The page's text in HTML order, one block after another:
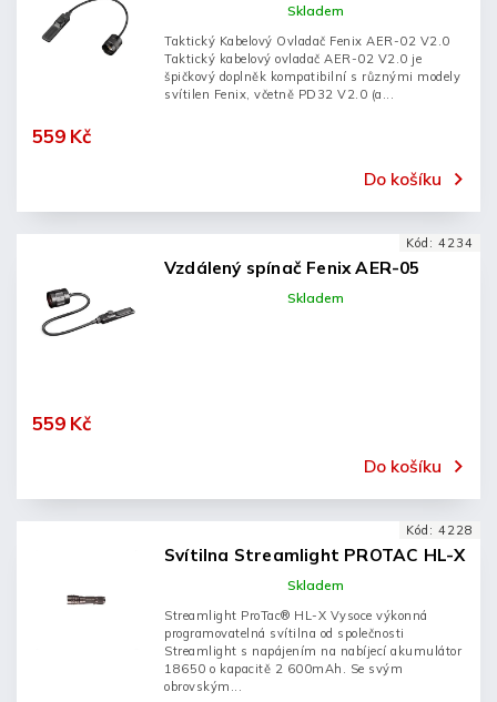
Skladem
559 Kč
Do košíku
Taktický Kabelový Ovladač Fenix AER-02 V2.0
Taktický kabelový ovladač AER-02 V2.0 je
špičkový doplněk kompatibilní s různými modely
svítilen Fenix, včetně PD32 V2.0 (a...
Vzdálený spínač Fenix AER-05
Skladem
559 Kč
Do košíku
Kód: 4234
Svítilna Streamlight PROTAC HL-X
Skladem
Streamlight ProTac® HL-X Vysoce výkonná
programovatelná svítilna od společnosti
Streamlight s napájením na nabíjecí akumulátor
18650 o kapacitě 2 600mAh. Se svým
obrovským...
Kód: 4228